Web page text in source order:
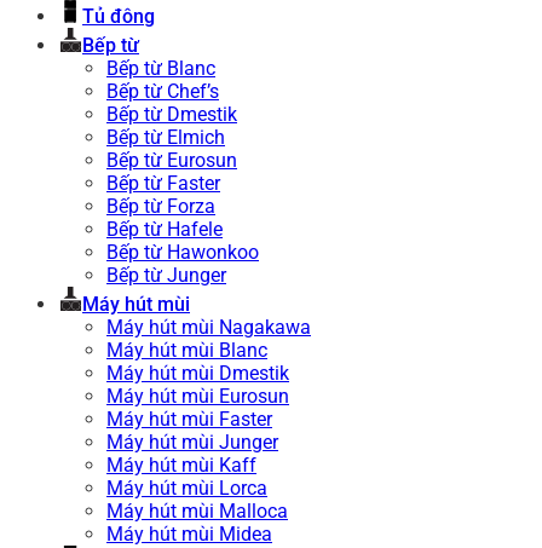
Tủ đông
Bếp từ
Bếp từ Blanc
Bếp từ Chef’s
Bếp từ Dmestik
Bếp từ Elmich
Bếp từ Eurosun
Bếp từ Faster
Bếp từ Forza
Bếp từ Hafele
Bếp từ Hawonkoo
Bếp từ Junger
Máy hút mùi
Máy hút mùi Nagakawa
Máy hút mùi Blanc
Máy hút mùi Dmestik
Máy hút mùi Eurosun
Máy hút mùi Faster
Máy hút mùi Junger
Máy hút mùi Kaff
Máy hút mùi Lorca
Máy hút mùi Malloca
Máy hút mùi Midea